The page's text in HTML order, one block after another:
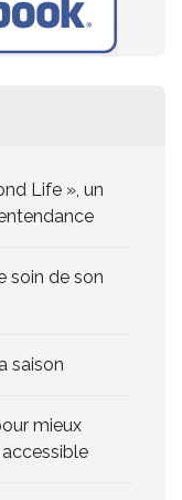
Life », un
soin de son
saison
mieux